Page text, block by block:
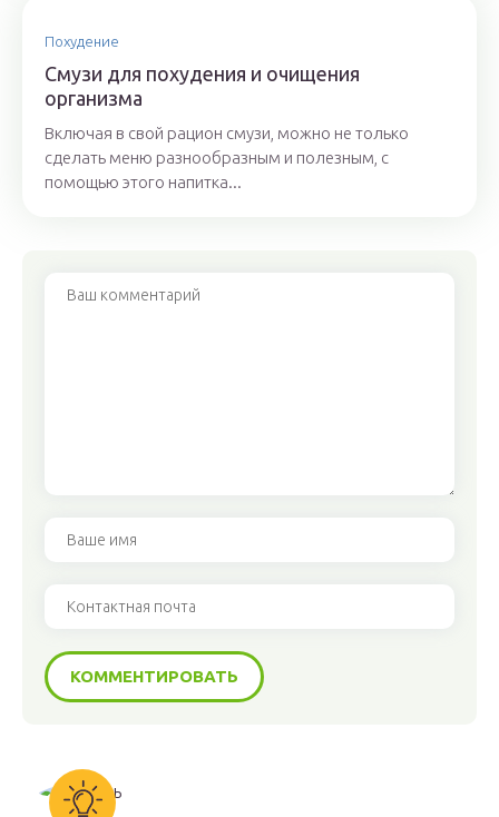
Похудение
Смузи для похудения и очищения
организма
Включая в свой рацион смузи, можно не только
сделать меню разнообразным и полезным, с
помощью этого напитка...